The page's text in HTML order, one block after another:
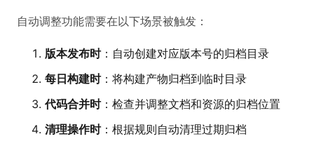
自动调整功能需要在以下场景被触发：
版本发布时：自动创建对应版本号的归档目录
每日构建时：将构建产物归档到临时目录
代码合并时：检查并调整文档和资源的归档位置
清理操作时：根据规则自动清理过期归档